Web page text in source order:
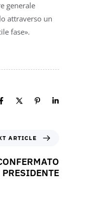
generale
attraverso un
fase».
ARTICLE
PRESIDENTE